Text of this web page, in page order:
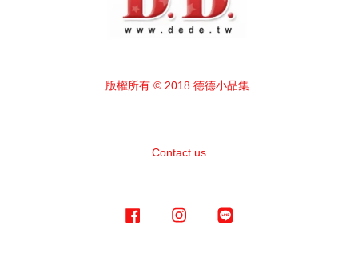
版權所有 © 2018 德德小品集.
Contact us
Facebook Instagram